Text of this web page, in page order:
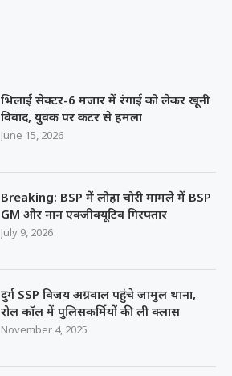
भिलाई सेक्टर-6 मजार में रंगाई को लेकर खूनी
विवाद, युवक पर कटर से हमला
June 15, 2026
Breaking: BSP में लोहा चोरी मामले में BSP
GM और नान एक्जीक्यूटिव गिरफ्तार
July 9, 2026
दुर्ग SSP विजय अग्रवाल पहुंचे जामुल थाना,
रोल कॉल में पुलिसकर्मियों की ली क्लास
November 4, 2025